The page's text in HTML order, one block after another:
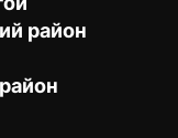
район